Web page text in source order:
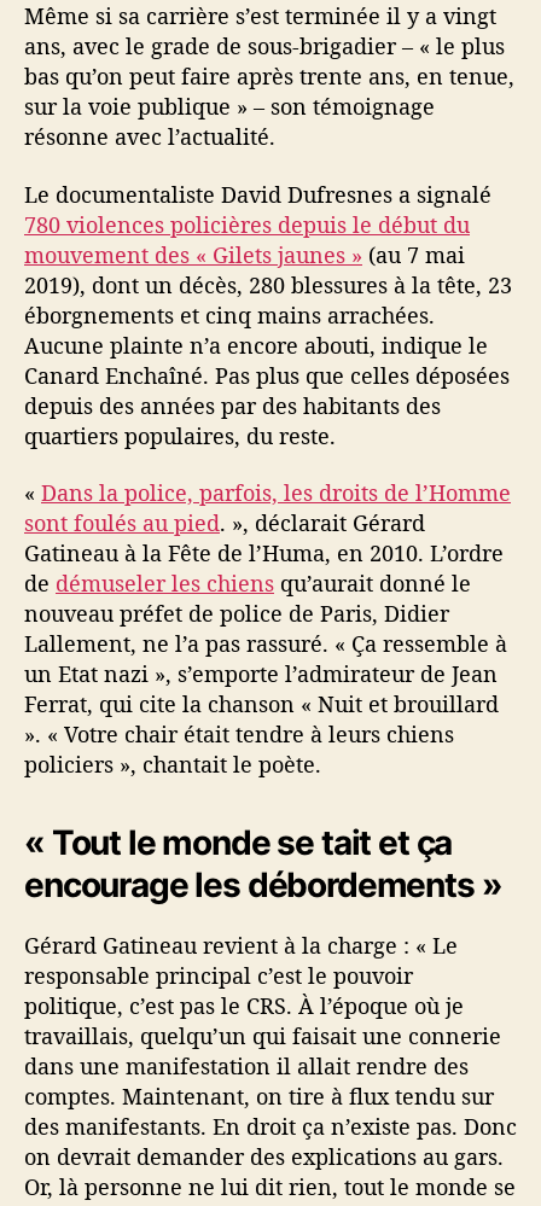
Même si sa carrière s’est terminée il y a vingt
ans, avec le grade de sous-brigadier – « le plus
bas qu’on peut faire après trente ans, en tenue,
sur la voie publique » – son témoignage
résonne avec l’actualité.
Le documentaliste David Dufresnes a signalé
780 violences policières depuis le début du
mouvement des « Gilets jaunes » (au 7 mai
2019), dont un décès, 280 blessures à la tête, 23
éborgnements et cinq mains arrachées.
Aucune plainte n’a encore abouti, indique le
Canard Enchaîné. Pas plus que celles déposées
depuis des années par des habitants des
quartiers populaires, du reste.
« Dans la police, parfois, les droits de l’Homme
sont foulés au pied. », déclarait Gérard
Gatineau à la Fête de l’Huma, en 2010. L’ordre
de démuseler les chiens qu’aurait donné le
nouveau préfet de police de Paris, Didier
Lallement, ne l’a pas rassuré. « Ça ressemble à
un Etat nazi », s’emporte l’admirateur de Jean
Ferrat, qui cite la chanson « Nuit et brouillard
». « Votre chair était tendre à leurs chiens
policiers », chantait le poète.
« Tout le monde se tait et ça
encourage les débordements »
Gérard Gatineau revient à la charge : « Le
responsable principal c’est le pouvoir
politique, c’est pas le CRS. À l’époque où je
travaillais, quelqu’un qui faisait une connerie
dans une manifestation il allait rendre des
comptes. Maintenant, on tire à flux tendu sur
des manifestants. En droit ça n’existe pas. Donc
on devrait demander des explications au gars.
Or, là personne ne lui dit rien, tout le monde se